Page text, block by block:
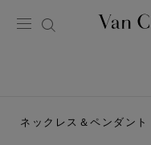
ネックレス＆ペンダント